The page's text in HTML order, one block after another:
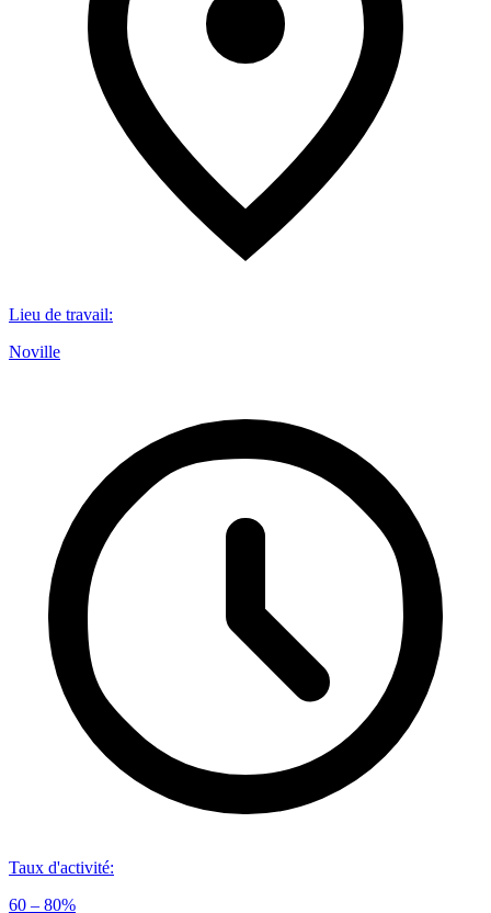
Lieu de travail:
Noville
Taux d'activité:
60 – 80%